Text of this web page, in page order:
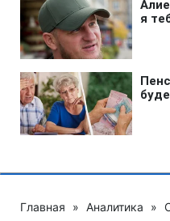
Главная » Аналитика »